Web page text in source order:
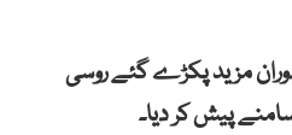
مزید پکڑے گئے روسی
پیش کر دیا۔